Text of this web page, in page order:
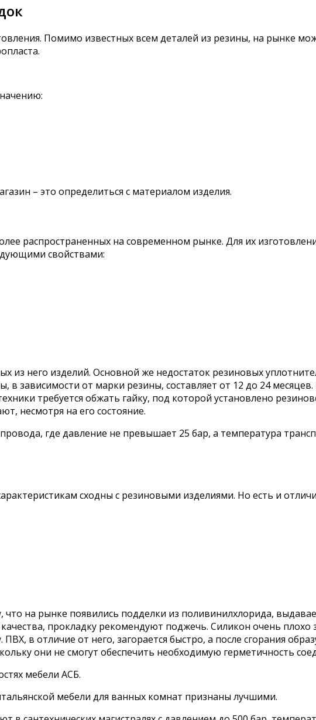
Помимо известных всем деталей из резины, на рынке
– это определиться с материалом изделия.
распространенных на современном рынке. Для их
свойствами:
из него изделий. Основной же недостаток резиновых
в зависимости от марки резины, составляет от 12 до 24
требуется обжать гайку, под которой установлено
несмотря на его состояние.
где давление не превышает 25 бар, а температура
сходны с резиновыми изделиями. Но есть и
на рынке появились подделки из поливинилхлорида,
прокладку рекомендуют поджечь. Силикон очень плохо
в отличие от него, загорается быстро, а после сгорания
они не смогут обеспечить необходимую герметичность
мебели АСБ.
мебели для ванных комнат признаны лучшими.